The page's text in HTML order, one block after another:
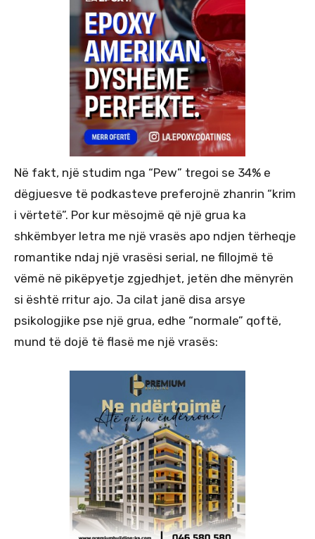
Në fakt, një studim nga “Pew” tregoi se 34% e
dëgjuesve të podkasteve preferojnë zhanrin “krim
i vërtetë”. Por kur mësojmë që një grua ka
shkëmbyer letra me një vrasës apo ndjen tërheqje
romantike ndaj një vrasësi serial, ne fillojmë të
vëmë në pikëpyetje zgjedhjet, jetën dhe mënyrën
si është rritur ajo. Ja cilat janë disa arsye
psikologjike pse një grua, edhe “normale” qoftë,
mund të dojë të flasë me një vrasës: